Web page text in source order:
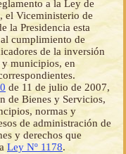
a la Ley de
el Viceministerio de
la Presidencia esta
cumplimiento de
de la inversión
municipios, en
de 11 de julio de 2007,
de Bienes y Servicios,
normas y
de administración de
y derechos que
Ley Nº 1178.